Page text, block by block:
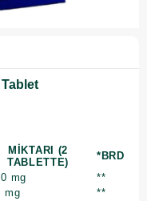
MİKTARI (2
TABLETTE)
*BRD
mg
**
mg
**